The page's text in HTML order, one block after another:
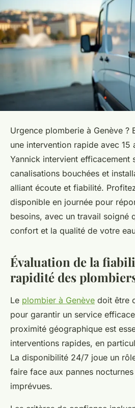
Urgence plomberie à Genève ?
une intervention rapide avec 15
Yannick intervient efficacement
canalisations bouchées et
alliant écoute et fiabilité.
disponible en journée pour
besoins, avec un travail soigné
confort et la qualité de votre
Évaluation de la
rapidité des
Le plombier à Genève doit être
pour garantir un service
proximité géographique est
interventions rapides, en
La disponibilité 24/7 joue un
faire face aux pannes
imprévues.